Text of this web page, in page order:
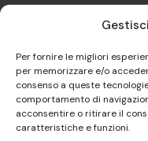
Per fornire le migliori
per memorizzare e/o
consenso a queste
comportamento di
acconsentire o ritirare il
caratteristiche e funzioni.
Sindacato
Medicina
Assicurazioni